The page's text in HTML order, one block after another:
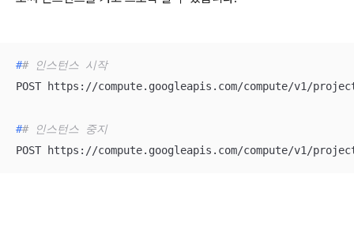
## 인스턴스 시작
## 인스턴스 중지
POST https://compute.googleapis.com/compute/v1/